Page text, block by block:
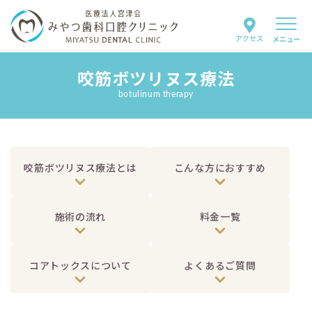
アクセス
咬筋ボツリヌス療法
botulinum therapy
咬筋ボツリヌス療法とは こんな方におすすめ
施術の流れ 料金一覧
コアトックスについて よくあるご質問
メニュー
当院について
はじめての方へ
よくあるご質問
お知らせ